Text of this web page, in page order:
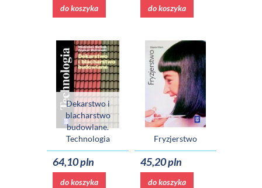
do koszyka do koszyka
Dekarstwo i
blacharstwo
budowlane.
Technologia
64,10 pln
do koszyka
Fryzjerstwo
45,20 pln
do koszyka